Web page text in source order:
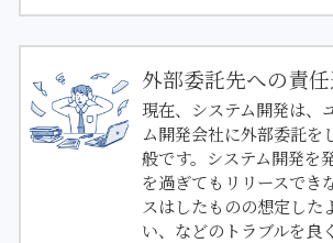
外部委託先への責
現在、システム開発は、
ム開発会社に外部委託を
般です。システム開発を
を過ぎてもリリースでき
スはしたものの想定した
い、などのトラブルを